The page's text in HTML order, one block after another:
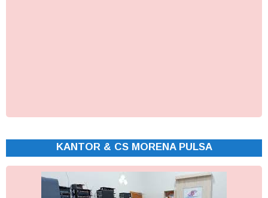
KANTOR & CS MORENA PULSA